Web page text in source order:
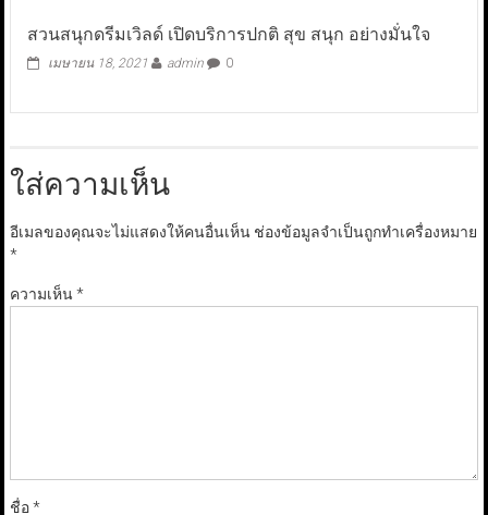
สวนสนุกดรีมเวิลด์ เปิดบริการปกติ สุข สนุก อย่างมั่นใจ
เมษายน 18, 2021 admin 0
ใส่ความเห็น
อีเมลของคุณจะไม่แสดงให้คนอื่นเห็น ช่องข้อมูลจำเป็นถูกทำเครื่องหมาย
*
ความเห็น*
ชื่อ*